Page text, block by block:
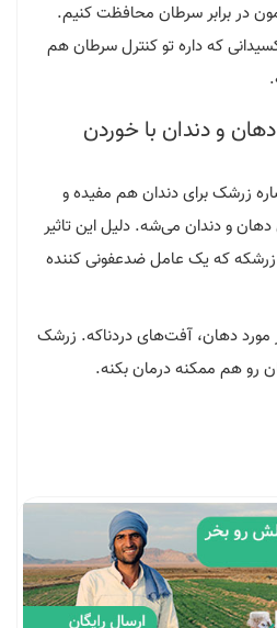
در برابر سرطان محافظت کنیم.
که داره تو کنترل سرطان هم
و دندان‌ با خوردن
زرشک برای دندان هم مفیده و
و دندان می‌شه. دلیل این تاثیر
زرشکه که یک عامل ضدعفونی کننده
مورد دهان، آفت‌های دردناکه. زرشک
رو هم ممکنه درمان بکنه.